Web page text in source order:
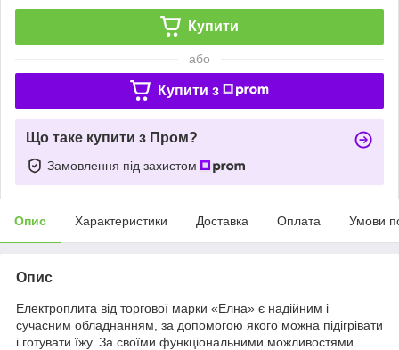
Купити
або
Купити з
Що таке купити з Пром?
Замовлення під захистом
Опис Характеристики Доставка Оплата Умови
Опис
Електроплита від торгової марки «Елна» є надійним і
сучасним обладнанням, за допомогою якого можна підігрівати
і готувати їжу. За своїми функціональними можливостями